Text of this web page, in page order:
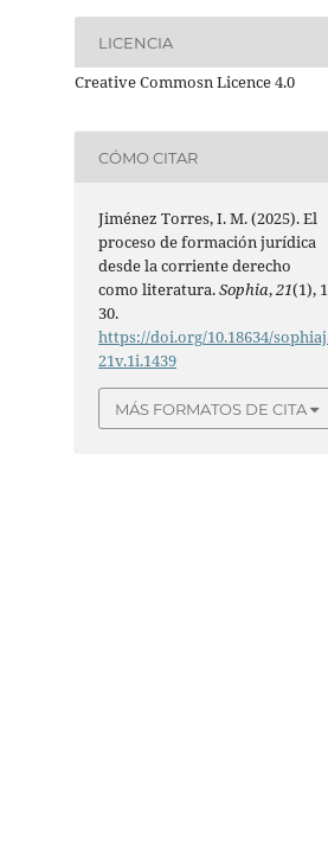
LICENCIA
Creative Commosn Licence 4.0
CÓMO CITAR
Jiménez Torres, I. M. (2025). El
proceso de formación jurídica
desde la corriente derecho
como literatura.Sophia,21(1),
30.
https://doi.org/10.18634/
21v.1i.1439
MÁS FORMATOS DE CITA